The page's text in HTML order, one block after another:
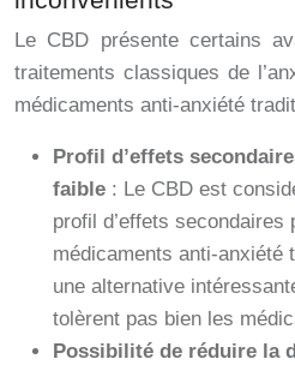
Le CBD présente certains
traitements classiques de
médicaments anti-anxiété
Profil d’effets
faible : Le CBD est
profil d’effets secondaires
médicaments anti-anxiété
une alternative
tolèrent pas bien les
Possibilité de réduire la